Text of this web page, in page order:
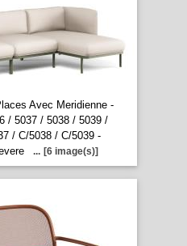
Avec Meridienne -
/ 5037 / 5038 / 5039 /
/ C/5038 / C/5039 -
... [6 image(s)]